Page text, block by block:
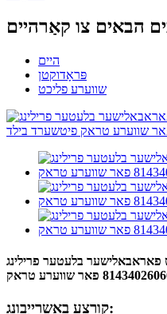
הבאים צו קאַרהיים
היים
פּראָדוקטן
שווערע פליכט
בלעטער פרילינג
פאר שווערע טראק
קורצע באַשרייַבונג: